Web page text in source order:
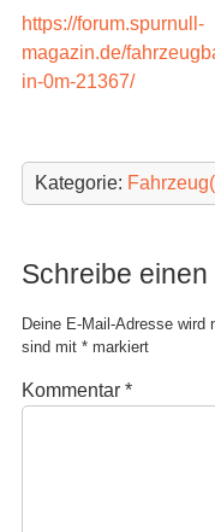
https://forum.spurnull-
magazin.de/
in-0m-21367/
Kategorie:
Schreibe
Deine E-Mail-Adresse wird
sind mit *markiert
Kommentar *